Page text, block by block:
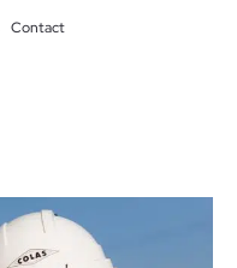
Contact